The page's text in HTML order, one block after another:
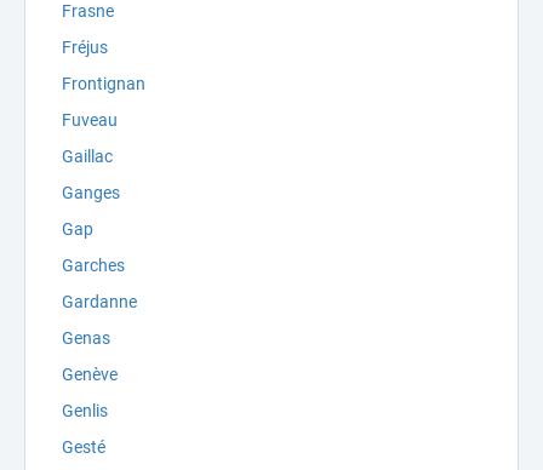
Frasne
Fréjus
Frontignan
Fuveau
Gaillac
Ganges
Gap
Garches
Gardanne
Genas
Genève
Genlis
Gesté